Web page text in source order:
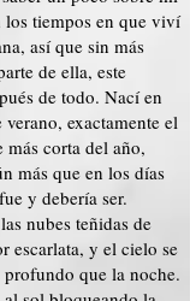
los tiempos en que viví
así que sin más
de ella, este
de todo. Nací en
exactamente el
corta del año,
más que en los días
y debería ser.
nubes teñidas de
escarlata, y el cielo se
que la noche.